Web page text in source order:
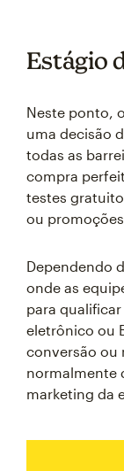
Estágio
Neste ponto,
uma decisão
todas as
compra
testes
ou
Dependendo
onde as
para
eletrônico ou
conversão ou
normalmente
marketing da